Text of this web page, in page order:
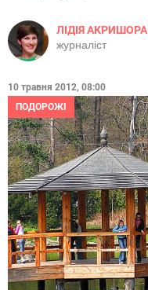
ЛІДІЯ АКРИШОРА
журналіст
10 травня 2012, 08:00
ПОДОРОЖІ